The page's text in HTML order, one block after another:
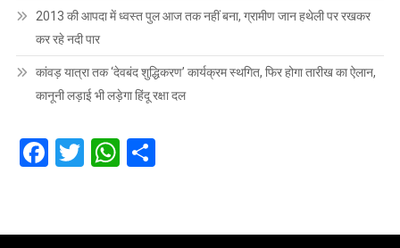
2013 की आपदा में ध्वस्त पुल आज तक नहीं बना, ग्रामीण जान हथेली पर रखकर
कर रहे नदी पार
कांवड़ यात्रा तक ‘देवबंद शुद्धिकरण’ कार्यक्रम स्थगित, फिर होगा तारीख का ऐलान,
कानूनी लड़ाई भी लड़ेगा हिंदू रक्षा दल
Facebook
TwitterWhatsApp
Share